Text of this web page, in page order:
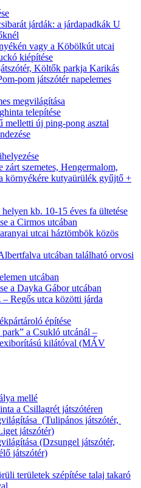
járdák: a járdapadkák U
vagy a Köbölkút utcai
kiépítése
Költők parkja Karikás
pom játszótér napelemes
megvilágítása
telepítése
melletti új ping-pong asztal
szemetes, Hengermalom,
környékére kutyaürülék gyűjtő +
kb. 10-15 éves fa ültetése
a Cirmos utcában
utcai háztömbök közös
utcában található orvosi
utcában
a Dayka Gábor utcában
Regős utca közötti járda
építése
a Csukló utcánál –
kilátóval (MÁV
mellé
a Csillagrét játszótéren
(Tulipános játszótér,
játszótér)
(Dzsungel játszótér,
játszótér)
területek szépítése talaj takaró